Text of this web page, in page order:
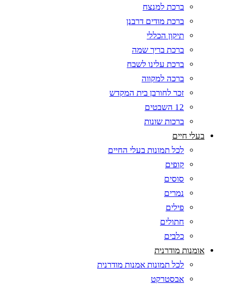
ברכת למנצח
ברכת מודים דרבנן
תיקון הכללי
ברכת בריך שמה
ברכת עלינו לשבח
ברכה למקווה
זכר לחורבן בית המקדש
12 השבטים
ברכות שונות
בעלי חיים
לכל תמונות בעלי החיים
קופים
סוסים
נמרים
פילים
חתולים
כלבים
אומנות מודרנית
לכל תמונות אמנות מודרנית
אבסטרקט